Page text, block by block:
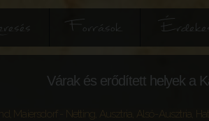
Források
Várak és erődített helyek a
Maiersdorf - Netting Ausztria Alsó-Ausztria